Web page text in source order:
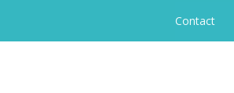
Contact